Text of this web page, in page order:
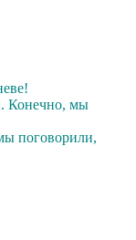
Конечно, мы
поговорили,